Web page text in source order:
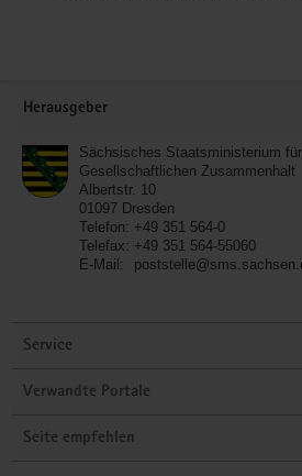
Herausgeber
Sächsisches Staatsministerium
Gesellschaftlichen Zusammenhalt
Albertstr. 10
01097 Dresden
Telefon: +49 351 564-0
Telefax: +49 351 564-55060
E-Mail:
Service
Verwandte Portale
Seite empfehlen